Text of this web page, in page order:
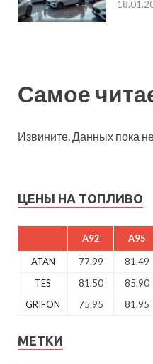
Самое
Извините. Данных пока
ЦЕНЫ НА ТОПЛИВО
A92 A95
ATAN 77.99 81.49
TES
81.50 85.90
GRIFON
75.95 81.95
МЕТКИ